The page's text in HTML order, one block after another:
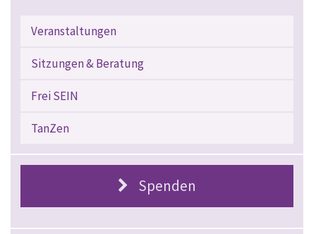
Veranstaltungen
Sitzungen & Beratung
Frei SEIN
TanZen
Spenden